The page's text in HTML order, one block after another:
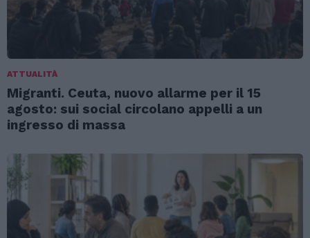
ATTUALITÀ
Migranti. Ceuta, nuovo allarme per il 15
agosto: sui social circolano appelli a un
ingresso di massa